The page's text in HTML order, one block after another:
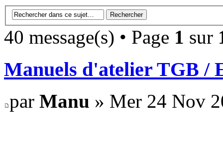
40 message(s) • Page 1 sur
Manuels d'atelier TGB /
par Manu » Mer 24 Nov